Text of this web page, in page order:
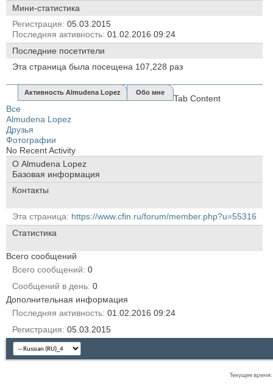
Мини-статистика
Регистрация 05.03.2015
Последняя активность 01.02.2016 09:24
Последние посетители
Эта страница была посещена 107,228 раз
Активность Almudena Lopez Обо мне
Tab Content
Все
Almudena Lopez
Друзья
Фотографии
No Recent Activity
О Almudena Lopez
Базовая информация
Контакты
Эта страница
https://www.cfin.ru/forum/member.php?u=55316
Статистика
Всего сообщений
Всего сообщений 0
Сообщений в день 0
Дополнительная информация
Последняя активность 01.02.2016 09:24
Регистрация 05.03.2015
Текущее время: